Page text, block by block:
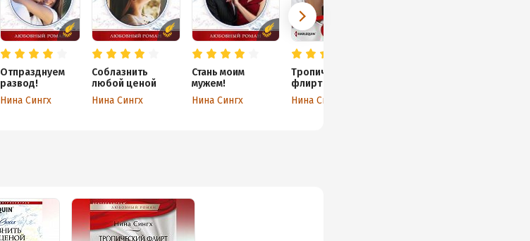
Отпразднуем
развод!
Нина Сингх
Соблазнить
любой ценой
Нина Сингх
Стань моим
мужем!
Нина Сингх
Тропический
флирт
Нина Сингх